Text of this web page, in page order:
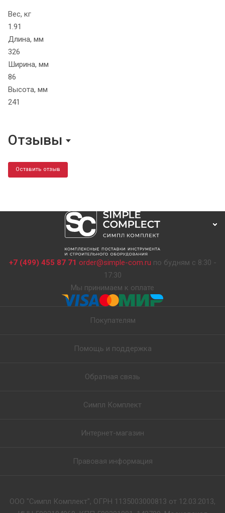
Вес, кг
1.91
Длина, мм
326
Ширина, мм
86
Высота, мм
241
Отзывы
Оставить отзыв
+7 (499) 455 87 71 order@simple-com.ru по будням с 8:30 -
17:30
Мы принимаем к оплате
Покупателям
Помощь и поддержка
Обратная связь
Симпл Комплект
Интернет-магазин
Правовая информация
ООО "Симпл Комплект", ОГРН 1135003000813 от 12.03.2013,